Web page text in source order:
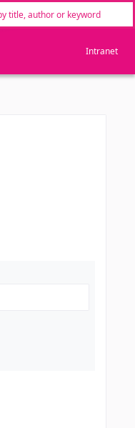
Intranet